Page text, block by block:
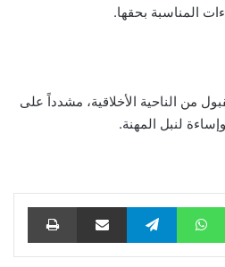
المناسبة بحقها.
من الناحية الأخلاقية، مشدداً على
لنبل المهنة.
ماسنجر واتساب تيلقرام مشاركة عبر البريد طباعة